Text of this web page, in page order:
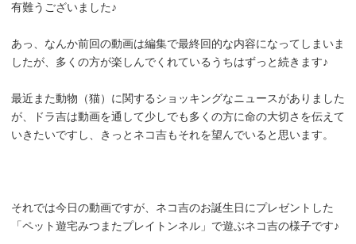
有難うございました♪
あっ、なんか前回の動画は編集で最終回的な内容になってしまいま
したが、多くの方が楽しんでくれているうちはずっと続きます♪
最近また動物（猫）に関するショッキングなニュースがありました
が、ドラ吉は動画を通して少しでも多くの方に命の大切さを伝えて
いきたいですし、きっとネコ吉もそれを望んでいると思います。
それでは今日の動画ですが、ネコ吉のお誕生日にプレゼントした
「ペット遊宅みつまたプレイトンネル」で遊ぶネコ吉の様子です♪